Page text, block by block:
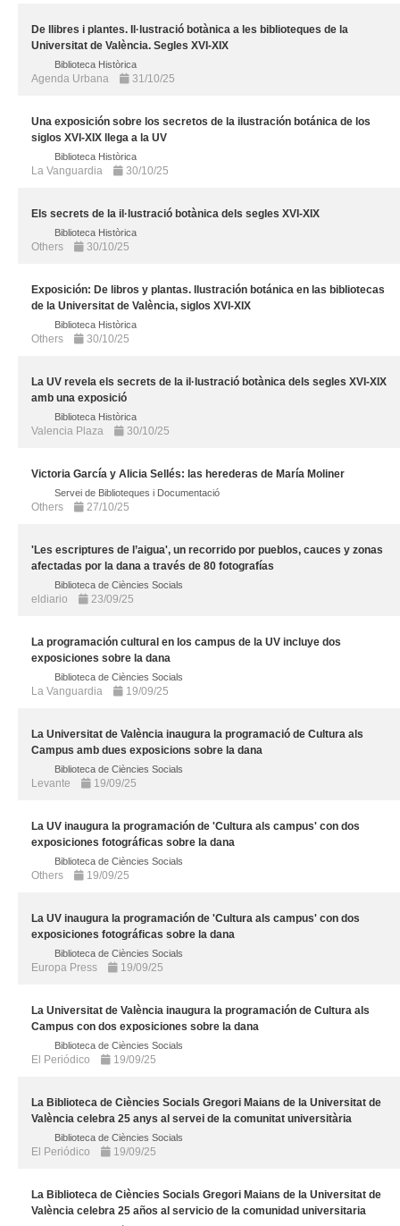
De llibres i plantes. Il·lustració botànica a les biblioteques de la
Universitat de València. Segles XVI-XIX
Biblioteca Històrica
Agenda Urbana 31/10/25
Una exposición sobre los secretos de la ilustración botánica de los
siglos XVI-XIX llega a la UV
Biblioteca Històrica
La Vanguardia 30/10/25
Els secrets de la il·lustració botànica dels segles XVI-XIX
Biblioteca Històrica
Others 30/10/25
Exposición: De libros y plantas. Ilustración botánica en las bibliotecas
de la Universitat de València, siglos XVI-XIX
Biblioteca Històrica
Others 30/10/25
La UV revela els secrets de la il·lustració botànica dels segles XVI-XIX
amb una exposició
Biblioteca Històrica
Valencia Plaza 30/10/25
Victoria García y Alicia Sellés: las herederas de María Moliner
Servei de Biblioteques i Documentació
Others 27/10/25
'Les escriptures de l’aigua', un recorrido por pueblos, cauces y zonas
afectadas por la dana a través de 80 fotografías
Biblioteca de Ciències Socials
eldiario 23/09/25
La programación cultural en los campus de la UV incluye dos
exposiciones sobre la dana
Biblioteca de Ciències Socials
La Vanguardia 19/09/25
La Universitat de València inaugura la programació de Cultura als
Campus amb dues exposicions sobre la dana
Biblioteca de Ciències Socials
Levante 19/09/25
La UV inaugura la programación de 'Cultura als campus' con dos
exposiciones fotográficas sobre la dana
Biblioteca de Ciències Socials
Others 19/09/25
La UV inaugura la programación de 'Cultura als campus' con dos
exposiciones fotográficas sobre la dana
Biblioteca de Ciències Socials
Europa Press 19/09/25
La Universitat de València inaugura la programación de Cultura als
Campus con dos exposiciones sobre la dana
Biblioteca de Ciències Socials
El Periódico 19/09/25
La Biblioteca de Ciències Socials Gregori Maians de la Universitat de
València celebra 25 anys al servei de la comunitat universitària
Biblioteca de Ciències Socials
El Periódico 19/09/25
La Biblioteca de Ciències Socials Gregori Maians de la Universitat de
València celebra 25 años al servicio de la comunidad universitaria